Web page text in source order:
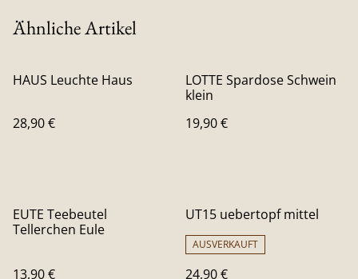
Ähnliche Artikel
HAUS Leuchte Haus
28,90 €
LOTTE Spardose Schwein
klein
19,90 €
EUTE Teebeutel
Tellerchen Eule
13,90 €
UT15 uebertopf mittel
AUSVERKAUFT
24,90 €